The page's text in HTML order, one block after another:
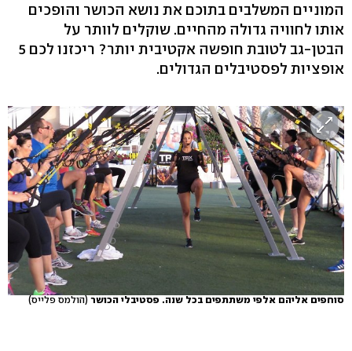
המוניים המשלבים בתוכם את נושא הכושר והופכים
אותו לחוויה גדולה מהחיים. שוקלים לוותר על
הבטן-גב לטובת חופשה אקטיבית יותר? ריכזנו לכם 5
אופציות לפסטיבלים הגדולים.
סוחפים אליהם אלפי משתתפים בכל שנה. פסטיבלי הכושר (הולמס פלייס)